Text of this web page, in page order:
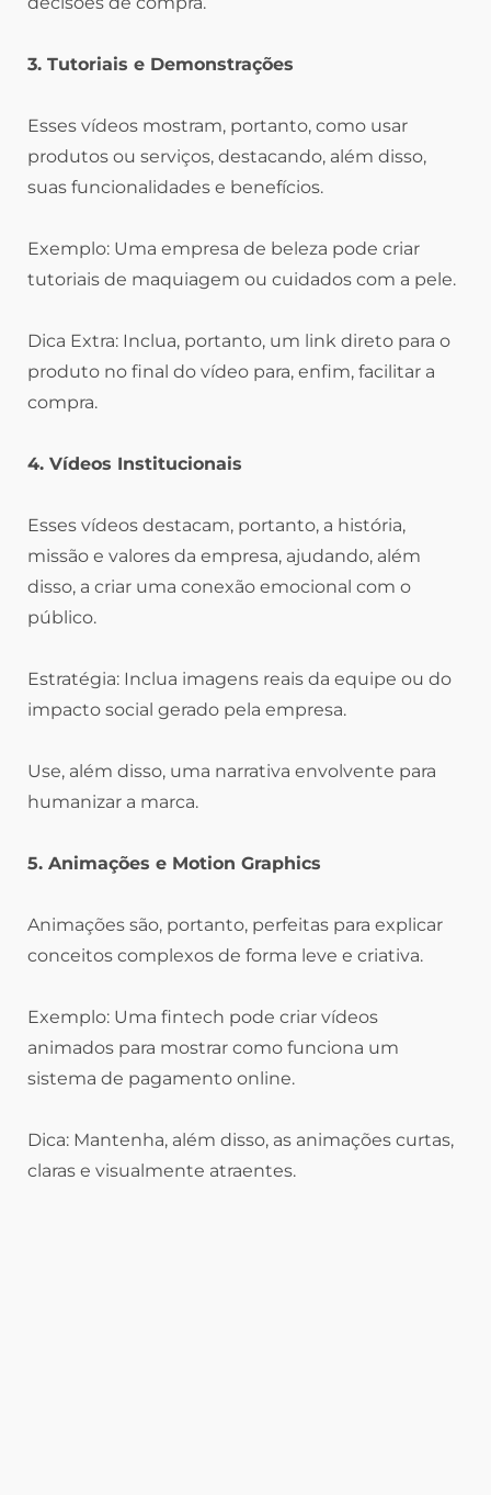
3. Tutoriais e Demonstrações
Esses vídeos mostram, portanto, como usar
produtos ou serviços, destacando, além disso,
suas funcionalidades e benefícios.
Exemplo: Uma empresa de beleza pode criar
tutoriais de maquiagem ou cuidados com a pele.
Dica Extra: Inclua, portanto, um link direto para o
produto no final do vídeo para, enfim, facilitar a
compra.
4. Vídeos Institucionais
Esses vídeos destacam, portanto, a história,
missão e valores da empresa, ajudando, além
disso, a criar uma conexão emocional com o
público.
Estratégia: Inclua imagens reais da equipe ou do
impacto social gerado pela empresa.
Use, além disso, uma narrativa envolvente para
humanizar a marca.
5. Animações e Motion Graphics
Animações são, portanto, perfeitas para explicar
conceitos complexos de forma leve e criativa.
Exemplo: Uma fintech pode criar vídeos
animados para mostrar como funciona um
sistema de pagamento online.
Dica: Mantenha, além disso, as animações curtas,
claras e visualmente atraentes.